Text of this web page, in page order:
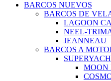
BARCOS NUEVOS
BARCOS DE
LAGOON
NEEL-
JEANNEAU
BARCOS A
MOON